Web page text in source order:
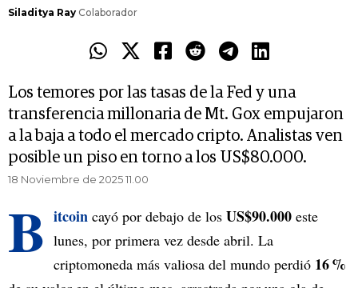
Siladitya Ray Colaborador
Los temores por las tasas de la Fed y una
transferencia millonaria de Mt. Gox empujaron
a la baja a todo el mercado cripto. Analistas ven
posible un piso en torno a los US$80.000.
18 Noviembre de 2025 11.00
B itcoin cayó por debajo de los US$90.000 este
lunes, por primera vez desde abril. La
criptomoneda más valiosa del mundo perdió 16 %